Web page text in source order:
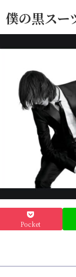
の黒スー
Pocket